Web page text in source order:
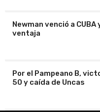
Newman venció a
ventaja
Por el Pampeano B,
50 y caída de Uncas